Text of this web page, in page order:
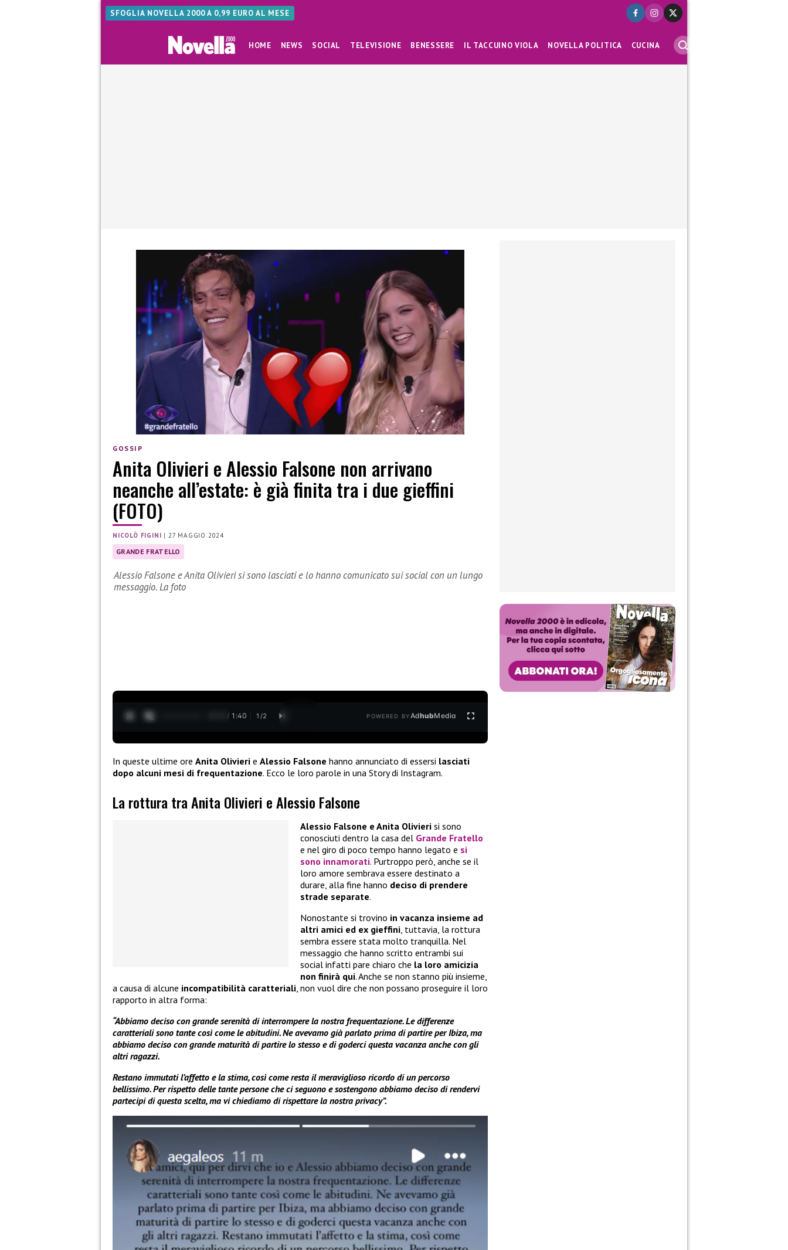
SFOGLIA NOVELLA 2000 A 0,99 EURO AL MESE
HOME NEWS SOCIAL TELEVISIONE BENESSERE IL TACCUINO VIOLA NOVELLA POLITICA CUCINA
GOSSIP
Anita Olivieri e Alessio Falsone non arrivano
neanche all’estate: è già finita tra i due gieffini
(FOTO)
NICOLÒ FIGINI | 27 MAGGIO 2024
GRANDE FRATELLO
Alessio Falsone e Anita Olivieri si sono lasciati e lo hanno comunicato sui social con un lungo
messaggio. La foto
0:13 / 1:40 1 /2 POWERED BYAdhubMedia
In queste ultime ore Anita Olivieri e Alessio Falsone hanno annunciato di essersi lasciati
dopo alcuni mesi di frequentazione. Ecco le loro parole in una Story di Instagram.
La rottura tra Anita Olivieri e Alessio Falsone
Alessio Falsone e Anita Olivieri si sono
conosciuti dentro la casa del Grande Fratello
e nel giro di poco tempo hanno legato e si
sono innamorati. Purtroppo però, anche se il
loro amore sembrava essere destinato a
durare, alla fine hanno deciso di prendere
strade separate.
Nonostante si trovino in vacanza insieme ad
altri amici ed ex gieffini, tuttavia, la rottura
sembra essere stata molto tranquilla. Nel
messaggio che hanno scritto entrambi sui
social infatti pare chiaro che la loro amicizia
non finirà qui. Anche se non stanno più insieme,
a causa di alcune incompatibilità caratteriali, non vuol dire che non possano proseguire il loro
rapporto in altra forma:
“Abbiamo deciso con grande serenità di interrompere la nostra frequentazione. Le differenze
caratteriali sono tante così come le abitudini. Ne avevamo già parlato prima di partire per Ibiza, ma
abbiamo deciso con grande maturità di partire lo stesso e di goderci questa vacanza anche con gli
altri ragazzi.
Restano immutati l’affetto e la stima, così come resta il meraviglioso ricordo di un percorso
bellissimo. Per rispetto delle tante persone che ci seguono e sostengono abbiamo deciso di rendervi
partecipi di questa scelta, ma vi chiediamo di rispettare la nostra privacy”.